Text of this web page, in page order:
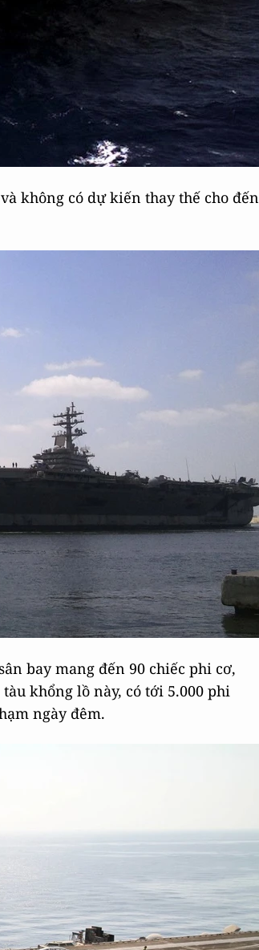
không có dự kiến thay thế cho đến
bay mang đến 90 chiếc phi cơ,
khổng lồ này, có tới 5.000 phi
ngày đêm.